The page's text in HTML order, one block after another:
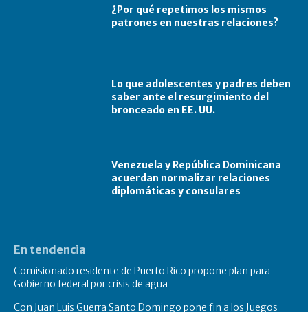
¿Por qué repetimos los mismos
patrones en nuestras relaciones?
Lo que adolescentes y padres deben
saber ante el resurgimiento del
bronceado en EE. UU.
Venezuela y República Dominicana
acuerdan normalizar relaciones
diplomáticas y consulares
En tendencia
Comisionado residente de Puerto Rico propone plan para
Gobierno federal por crisis de agua
Con Juan Luis Guerra Santo Domingo pone fin a los Juegos